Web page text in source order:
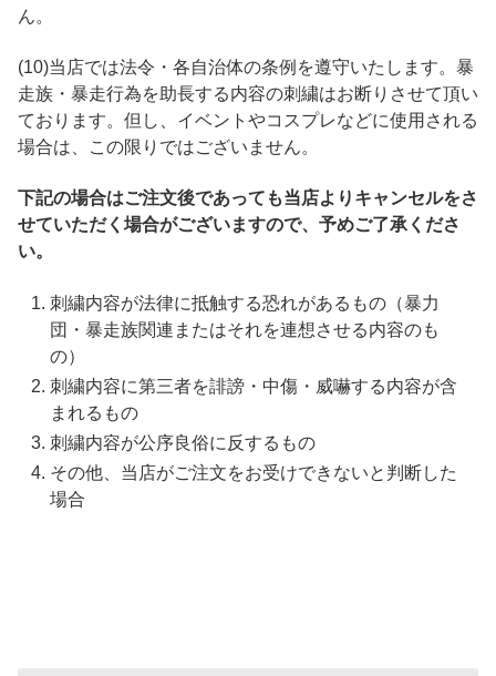
ん。
(10)当店では法令・各自治体の条例を遵守いたします。暴
走族・暴走行為を助長する内容の刺繍はお断りさせて頂い
ております。但し、イベントやコスプレなどに使用される
場合は、この限りではございません。
下記の場合はご注文後であっても当店よりキャンセルをさ
せていただく場合がございますので、予めご了承くださ
い。
刺繍内容が法律に抵触する恐れがあるもの（暴力
団・暴走族関連またはそれを連想させる内容のも
の）
刺繍内容に第三者を誹謗・中傷・威嚇する内容が含
まれるもの
刺繍内容が公序良俗に反するもの
その他、当店がご注文をお受けできないと判断した
場合